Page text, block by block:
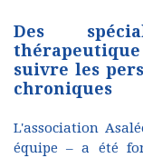
Des
suivre les
chroniques
L'association
équipe – a été